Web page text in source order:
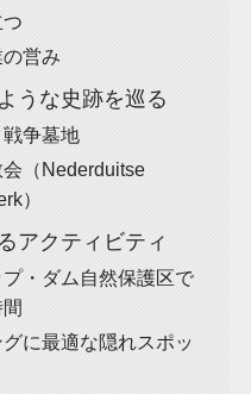
営み
うな史跡を巡る
争墓地
（Nederduitse
）
アクティビティ
・ダム自然保護区で
に最適な隠れスポッ